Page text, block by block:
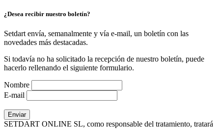
¿Desea recibir nuestro boletín?
Setdart envía, semanalmente y vía e-mail, un boletín con las
novedades más destacadas.
Si todavía no ha solicitado la recepción de nuestro boletín, puede
hacerlo rellenando el siguiente formulario.
Nombre
E-mail
SETDART ONLINE SL, como responsable del tratamiento, tratará